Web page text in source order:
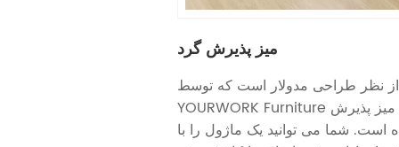
میز پذیرش گرد
نظر طراحی مدولار است که توسط
YOURWORK Furniture توسعه یافته است. این میز پذیرش
است. شما می توانید یک ماژول را با